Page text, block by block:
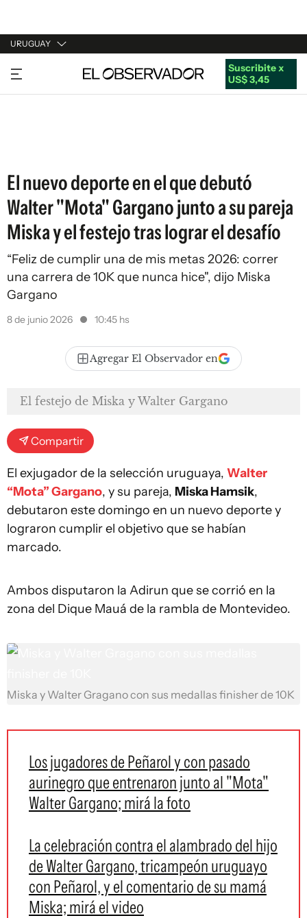
URUGUAY
URUGUAY
ARGENTINA
Suscribite x
US$ 3,45
El nuevo deporte en el que debutó
Walter "Mota" Gargano junto a su pareja
Miska y el festejo tras lograr el desafío
“Feliz de cumplir una de mis metas 2026: correr
una carrera de 10K que nunca hice", dijo Miska
Gargano
8 de junio 2026 10:45 hs
Agregar El Observador en
El festejo de Miska y Walter Gargano
Compartir
El exjugador de la selección uruguaya, Walter
“Mota” Gargano, y su pareja, Miska Hamsik,
debutaron este domingo en un nuevo deporte y
lograron cumplir el objetivo que se habían
marcado.
Ambos disputaron la Adirun que se corrió en la
zona del Dique Mauá de la rambla de Montevideo.
Miska y Walter Gragano con sus medallas finisher de 10K
Los jugadores de Peñarol y con pasado
aurinegro que entrenaron junto al "Mota"
Walter Gargano; mirá la foto
La celebración contra el alambrado del hijo
de Walter Gargano, tricampeón uruguayo
con Peñarol, y el comentario de su mamá
Miska; mirá el video